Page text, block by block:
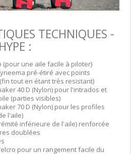
TECHNIQUES -
:
(pour une aile facile à piloter)
pré-étiré avec points
tout en étant très resistant)
40 D (Nylon) pour l'intrados et
(parties visibles)
70 D (Nylon) pour les profiles
l'aile)
inférieure de l'aile) renforcée
doublées
pour un rangement facile du